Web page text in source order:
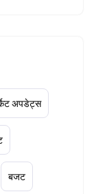
अपडेट्स
बजट